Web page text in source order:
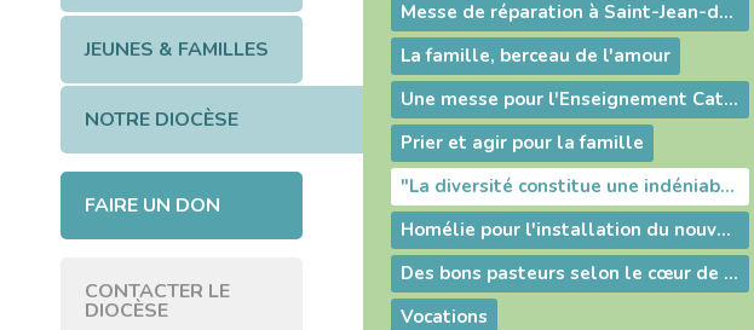
JEUNES & FAMILLES
NOTRE DIOCÈSE
FAIRE UN DON
CONTACTER LE
DIOCÈSE
Messe de réparation à Saint-Jean-de-Niost : "Convertissez-vous !" :
La famille, berceau de l'amour
Une messe pour l'Enseignement Catholique
Prier et agir pour la famille
"La diversité constitue une indéniable richesse"
Homélie pour l'installation du nouveau curé à Ars
Des bons pasteurs selon le cœur de Dieu !
Vocations